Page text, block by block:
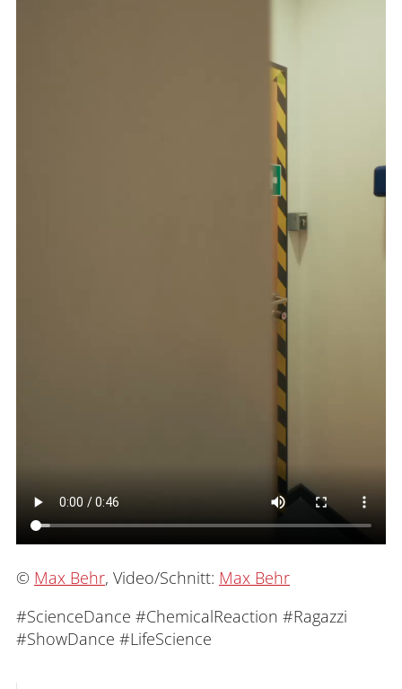
© Max Behr, Video/Schnitt: Max Behr
#ScienceDance #ChemicalReaction #Ragazzi
#ShowDance #LifeScience